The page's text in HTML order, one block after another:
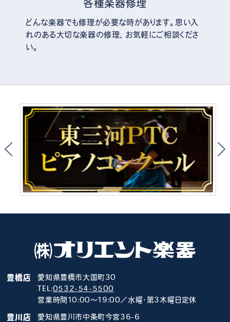
各種楽器修理
どんな楽器でも修理が必要な時があります。思い入
れのある大切な楽器の修理、お気軽にご相談くださ
い。
豊橋店
愛知県豊橋市大国町30
TEL:0532-54-5500
営業時間10:00～19:00／水曜･第3木曜日定休
豊川店
愛知県豊川市中条町今宮36-6